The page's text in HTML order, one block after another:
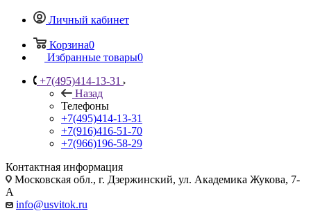
Личный кабинет
Корзина0
Избранные товары0
+7(495)414-13-31
Назад
Телефоны
+7(495)414-13-31
+7(916)416-51-70
+7(966)196-58-29
Контактная информация
Московская обл., г. Дзержинский, ул. Академика Жукова, 7-
А
info@usvitok.ru